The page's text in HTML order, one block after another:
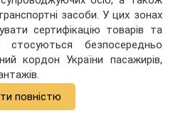
засоби. У цих зонах
сертифікацію товарів та
безпосередньо
кордон України пасажирів,
повністю